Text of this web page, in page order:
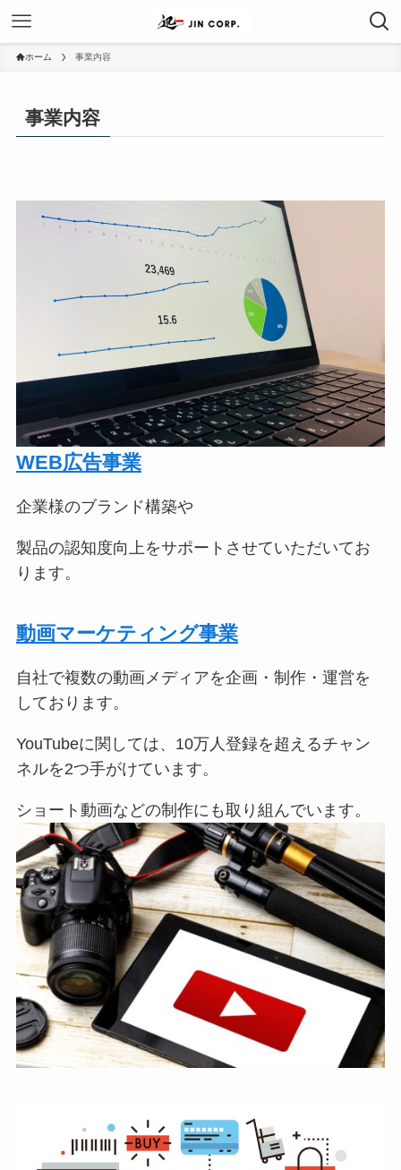
ホーム 事業内容
事業内容
WEB広告事業
企業様のブランド構築や
製品の認知度向上をサポートさせていただいてお
ります。
動画マーケティング事業
自社で複数の動画メディアを企画・制作・運営を
しております。
YouTubeに関しては、10万人登録を超えるチャン
ネルを2つ手がけています。
ショート動画などの制作にも取り組んでいます。